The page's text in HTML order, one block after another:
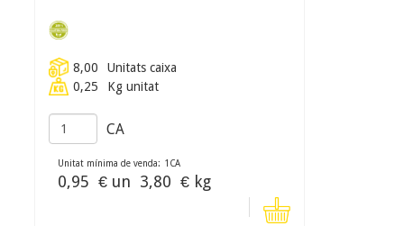
8,00
Unitats caixa
0,25
Kg unitat
CA
Unitat mínima de venda: 1 CA
0,95 € un 3,80 € kg